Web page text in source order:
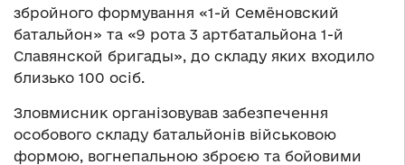
збройного формування «1-й Семёновский
батальйон» та «9 рота 3 артбатальйона 1-й
Славянской бригады», до складу яких входило
близько 100 осіб.
Зловмисник організовував забезпечення
особового складу батальйонів військовою
формою, вогнепальною зброєю та бойовими